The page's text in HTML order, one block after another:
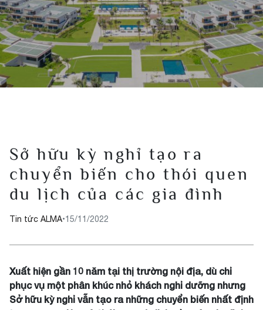
Sở hữu kỳ nghỉ tạo ra
chuyển biến cho thói quen
du lịch của các gia đình
Tin tức ALMA•15/11/2022
Xuất hiện gần 10 năm tại thị trường nội địa, dù chỉ
phục vụ một phân khúc nhỏ khách nghỉ dưỡng nhưng
Sở hữu kỳ nghỉ vẫn tạo ra những chuyển biến nhất định